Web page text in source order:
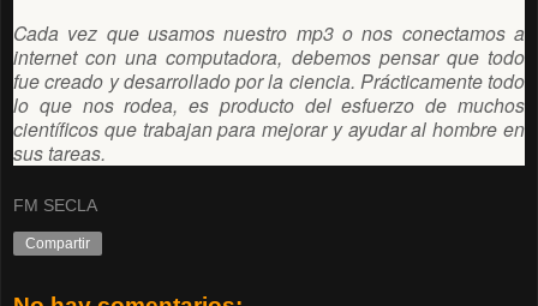
Cada vez que usamos nuestro mp3 o nos conectamos a
internet con una computadora, debemos pensar que todo
fue creado y desarrollado por la ciencia. Prácticamente todo
lo que nos rodea, es producto del esfuerzo de muchos
científicos que trabajan para mejorar y ayudar al hombre en
sus tareas.
FM SECLA
Compartir